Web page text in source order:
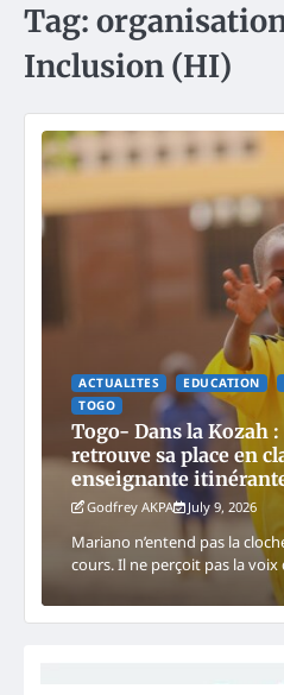
Tag:
Inclusion (HI)
ACTUALITES EDUCATION
TOGO
Togo- Dans la Kozah
retrouve sa place en
enseignante
Godfrey AKPA July 9, 2026
Mariano n’entend pas la
cours. Il ne perçoit pas la